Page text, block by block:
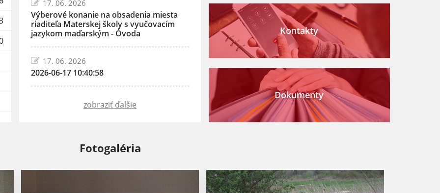
17. 06. 2026
Výberové konanie na obsadenia miesta
riaditeľa Materskej školy s vyučovacím
jazykom maďarským - Óvoda
17. 06. 2026
2026-06-17 10:40:58
zobraziť ďalšie
Kontakty
Dokumenty
Fotogaléria